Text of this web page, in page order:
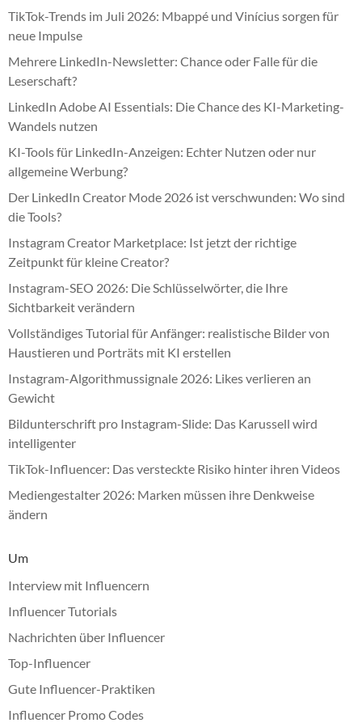
TikTok-Trends im Juli 2026: Mbappé und Vinícius sorgen für
neue Impulse
Mehrere LinkedIn-Newsletter: Chance oder Falle für die
Leserschaft?
LinkedIn Adobe AI Essentials: Die Chance des KI-Marketing-
Wandels nutzen
KI-Tools für LinkedIn-Anzeigen: Echter Nutzen oder nur
allgemeine Werbung?
Der LinkedIn Creator Mode 2026 ist verschwunden: Wo sind
die Tools?
Instagram Creator Marketplace: Ist jetzt der richtige
Zeitpunkt für kleine Creator?
Instagram-SEO 2026: Die Schlüsselwörter, die Ihre
Sichtbarkeit verändern
Vollständiges Tutorial für Anfänger: realistische Bilder von
Haustieren und Porträts mit KI erstellen
Instagram-Algorithmussignale 2026: Likes verlieren an
Gewicht
Bildunterschrift pro Instagram-Slide: Das Karussell wird
intelligenter
TikTok-Influencer: Das versteckte Risiko hinter ihren Videos
Mediengestalter 2026: Marken müssen ihre Denkweise
ändern
Um
Interview mit Influencern
Influencer Tutorials
Nachrichten über Influencer
Top-Influencer
Gute Influencer-Praktiken
Influencer Promo Codes